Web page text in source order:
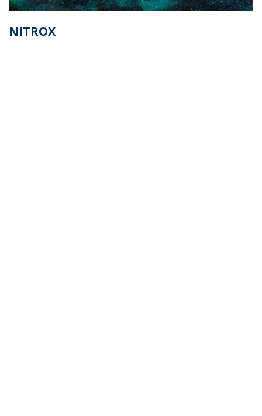
NITROX